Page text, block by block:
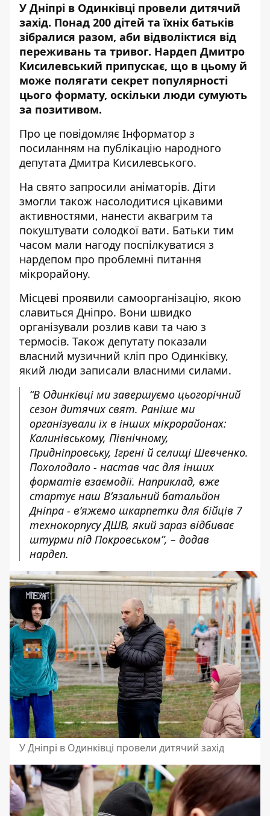
У Дніпрі в Одинківці провели дитячий
захід. Понад 200 дітей та їхніх батьків
зібралися разом, аби відволіктися від
переживань та тривог. Нардеп Дмитро
Кисилевський припускає, що в цьому й
може полягати секрет популярності
цього формату, оскільки люди сумують
за позитивом.
Про це повідомляє Інформатор з
посиланням на публікацію народного
депутата Дмитра Кисилевського.
На свято запросили аніматорів. Діти
змогли також насолодитися цікавими
активностями, нанести аквагрим та
покуштувати солодкої вати. Батьки тим
часом мали нагоду поспілкуватися з
нардепом про проблемні питання
мікрорайону.
Місцеві проявили самоорганізацію, якою
славиться Дніпро. Вони швидко
організували розлив кави та чаю з
термосів. Також депутату показали
власний музичний кліп про Одинківку,
який люди записали власними силами.
“В Одинківці ми завершуємо цьогорічний
сезон дитячих свят. Раніше ми
організували їх в інших мікрорайонах:
Калинівському, Північному,
Придніпровську, Ігрені й селищі Шевченко.
Похолодало - настав час для інших
форматів взаємодії. Наприклад, вже
стартує наш Вʼязальний батальйон
Дніпра - вʼяжемо шкарпетки для бійців 7
технокорпусу ДШВ, який зараз відбиває
штурми під Покровськом”, – додав
нардеп.
У Дніпрі в Одинківці провели дитячий захід